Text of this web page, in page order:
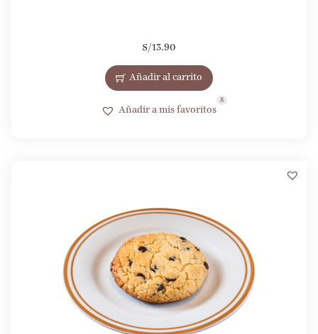
S/13.90
Añadir al carrito
Añadir a mis favoritos
8